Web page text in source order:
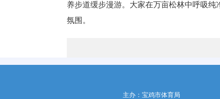
养步道缓步漫游。大家在万亩松林中呼吸
氛围。
主办：宝鸡市体育局